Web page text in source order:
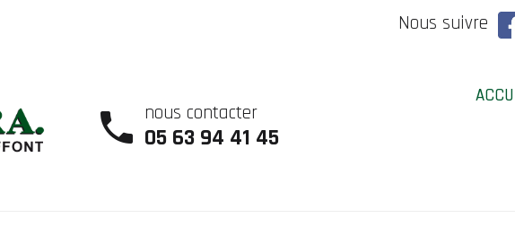
Nous suivre
nous contacter
05 63 94 41 45